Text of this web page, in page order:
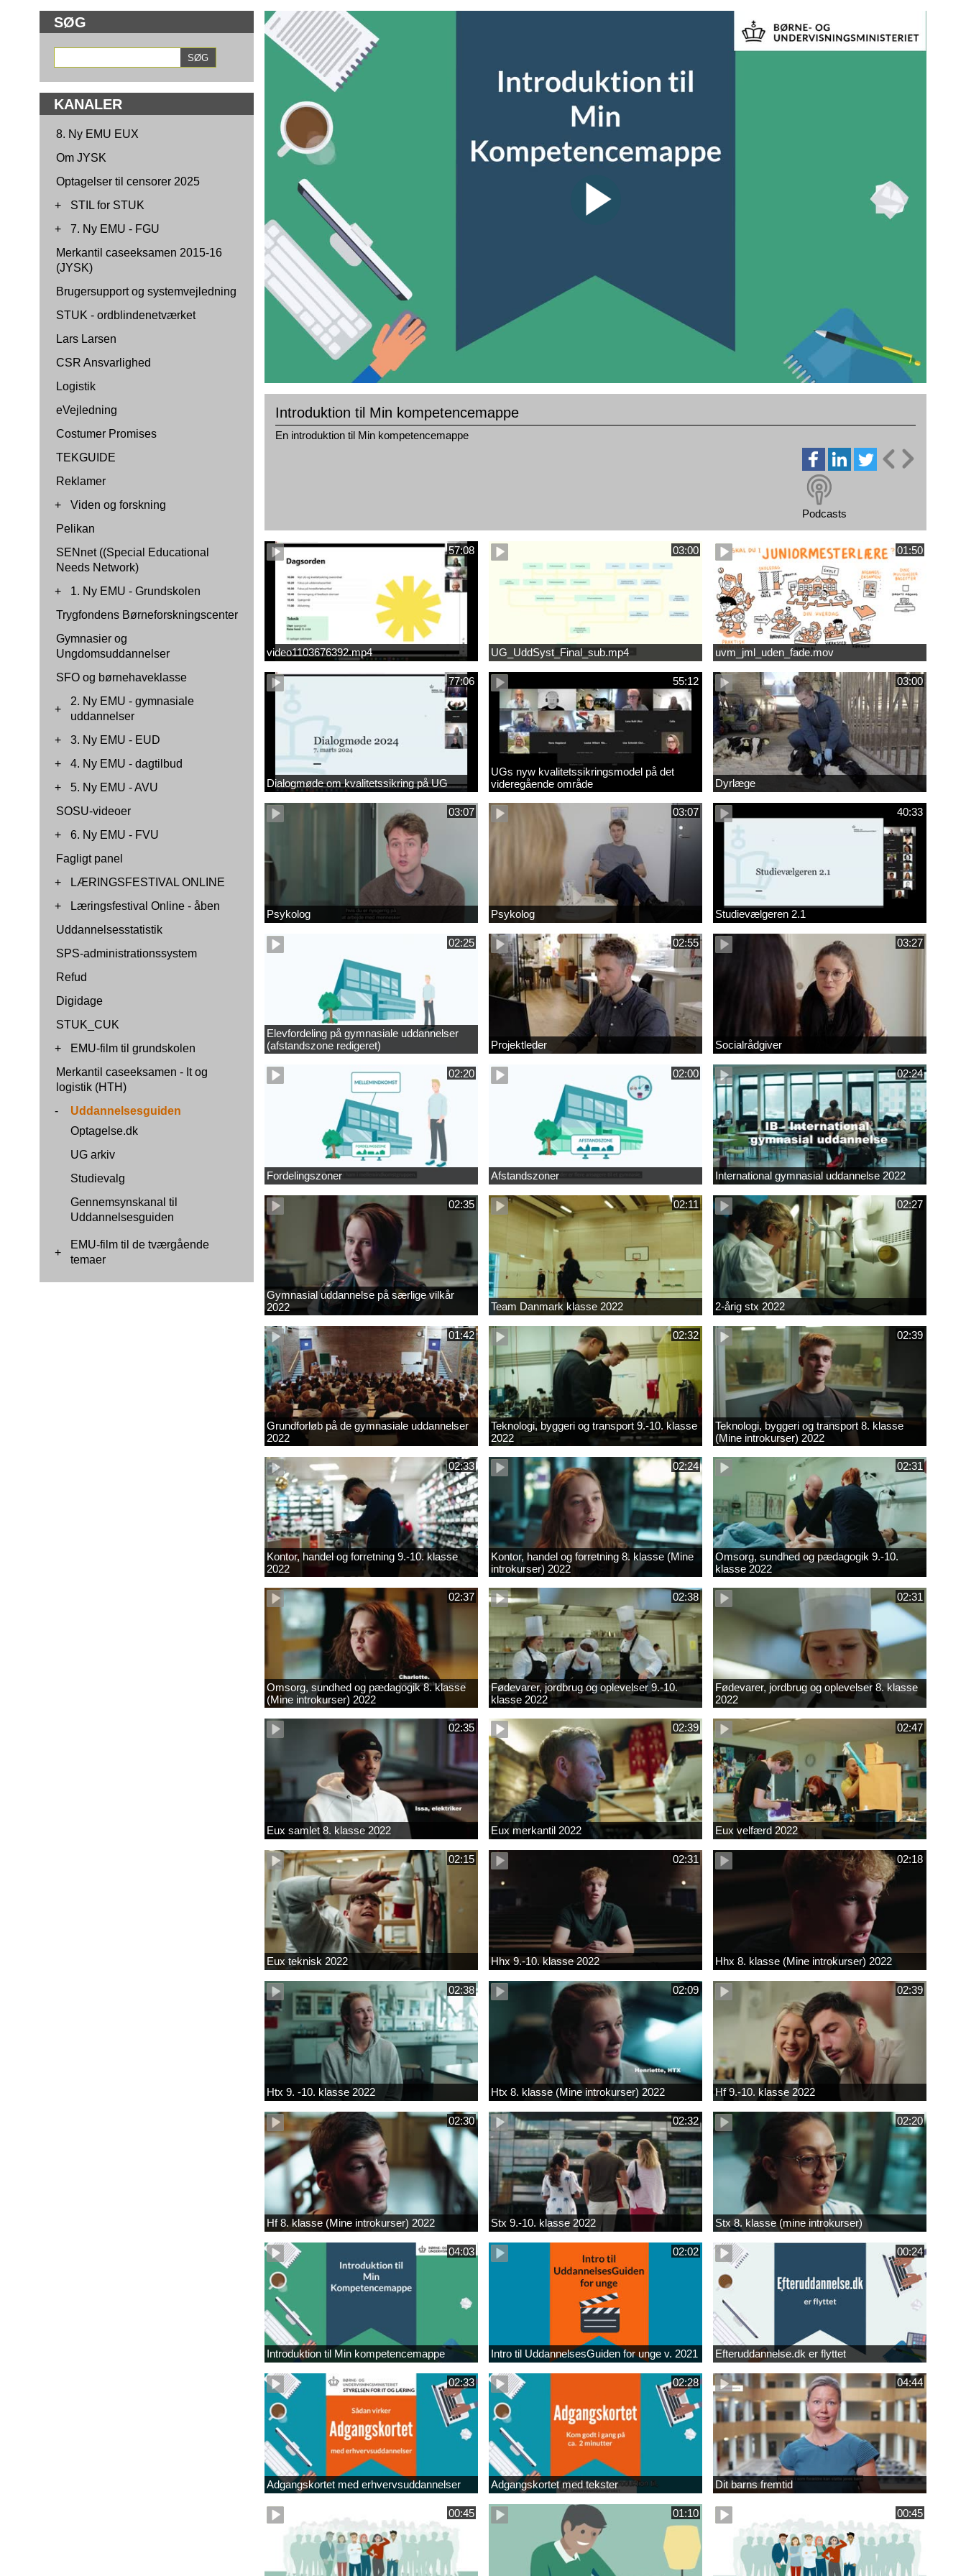
SØG
KANALER
8. Ny EMU EUX
Om JYSK
Optagelser til censorer 2025
+
STIL for STUK
+
7. Ny EMU - FGU
Merkantil caseeksamen 2015-16
(JYSK)
Brugersupport og systemvejledning
STUK - ordblindenetværket
Lars Larsen
CSR Ansvarlighed
Logistik
eVejledning
Costumer Promises
TEKGUIDE
Reklamer
+
Viden og forskning
Pelikan
SENnet ((Special Educational
Needs Network)
+
1. Ny EMU - Grundskolen
Trygfondens Børneforskningscenter
Gymnasier og
Ungdomsuddannelser
SFO og børnehaveklasse
+
2. Ny EMU - gymnasiale
uddannelser
+
3. Ny EMU - EUD
+
4. Ny EMU - dagtilbud
+
5. Ny EMU - AVU
SOSU-videoer
+
6. Ny EMU - FVU
Fagligt panel
+
LÆRINGSFESTIVAL ONLINE
+
Læringsfestival Online - åben
Uddannelsesstatistik
SPS-administrationssystem
Refud
Digidage
STUK_CUK
+
EMU-film til grundskolen
Merkantil caseeksamen - It og
logistik (HTH)
-
Uddannelsesguiden
Optagelse.dk
UG arkiv
Studievalg
Gennemsynskanal til
Uddannelsesguiden
+
EMU-film til de tværgående
temaer
Introduktion til Min kompetencemappe
En introduktion til Min kompetencemappe
Podcasts
57:08
video1103676392.mp4
03:00
UG_UddSyst_Final_sub.mp4
01:50
uvm_jml_uden_fade.mov
77:06
Dialogmøde om kvalitetssikring på UG
55:12
UGs nyw kvalitetssikringsmodel på det
videregående område
03:00
Dyrlæge
03:07
Psykolog
03:07
Psykolog
40:33
Studievælgeren 2.1
02:25
Elevfordeling på gymnasiale uddannelser
(afstandszone redigeret)
02:55
Projektleder
03:27
Socialrådgiver
02:20
Fordelingszoner
02:00
Afstandszoner
02:24
International gymnasial uddannelse 2022
02:35
Gymnasial uddannelse på særlige vilkår
2022
02:11
Team Danmark klasse 2022
02:27
2-årig stx 2022
01:42
Grundforløb på de gymnasiale uddannelser
2022
02:32
Teknologi, byggeri og transport 9.-10. klasse
2022
02:39
Teknologi, byggeri og transport 8. klasse
(Mine introkurser) 2022
02:33
Kontor, handel og forretning 9.-10. klasse
2022
02:24
Kontor, handel og forretning 8. klasse (Mine
introkurser) 2022
02:31
Omsorg, sundhed og pædagogik 9.-10.
klasse 2022
02:37
Omsorg, sundhed og pædagogik 8. klasse
(Mine introkurser) 2022
02:38
Fødevarer, jordbrug og oplevelser 9.-10.
klasse 2022
02:31
Fødevarer, jordbrug og oplevelser 8. klasse
2022
02:35
Eux samlet 8. klasse 2022
02:39
Eux merkantil 2022
02:47
Eux velfærd 2022
02:15
Eux teknisk 2022
02:31
Hhx 9.-10. klasse 2022
02:18
Hhx 8. klasse (Mine introkurser) 2022
02:38
Htx 9. -10. klasse 2022
02:09
Htx 8. klasse (Mine introkurser) 2022
02:39
Hf 9.-10. klasse 2022
02:30
Hf 8. klasse (Mine introkurser) 2022
02:32
Stx 9.-10. klasse 2022
02:20
Stx 8. klasse (mine introkurser)
04:03
Introduktion til Min kompetencemappe
02:02
Intro til UddannelsesGuiden for unge v. 2021
00:24
Efteruddannelse.dk er flyttet
02:33
Adgangskortet med erhvervsuddannelser
02:28
Adgangskortet med tekster
04:44
Dit barns fremtid
00:45 01:10 00:45